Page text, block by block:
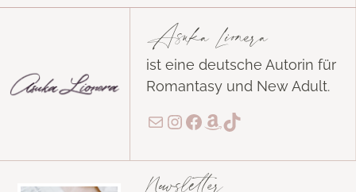
Asuka Lionera
ist eine deutsche Autorin für
Romantasy und New Adult.
E-MailInstagram
Facebook
Amazon
TikTok
Newsletter